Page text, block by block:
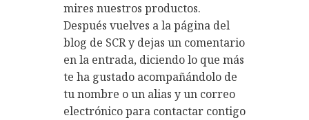
mires nuestros productos.
Después vuelves a la página del
blog de SCR y dejas un comentario
en la entrada, diciendo lo que más
te ha gustado acompañándolo de
tu nombre o un alias y un correo
electrónico para contactar contigo